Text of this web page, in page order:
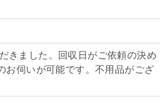
きました。回収日がご依頼の決め
お伺いが可能です。不用品がござ